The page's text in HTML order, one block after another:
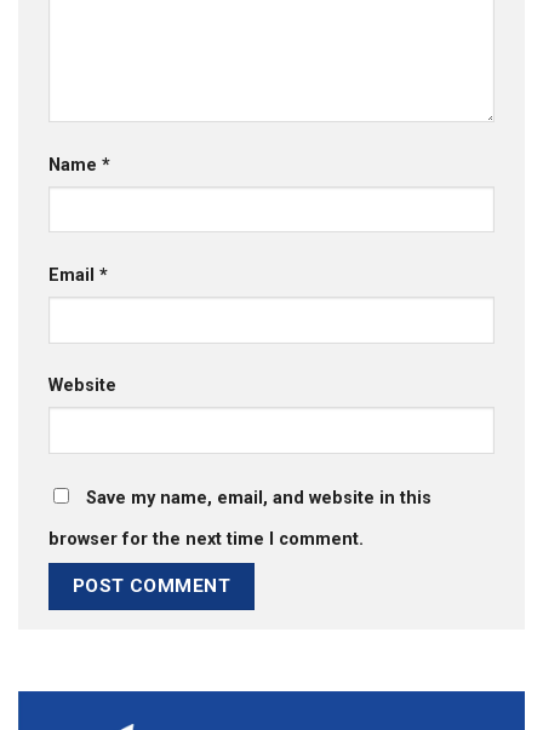
Name *
Email *
Website
Save my name, email, and website in this
browser for the next time I comment.